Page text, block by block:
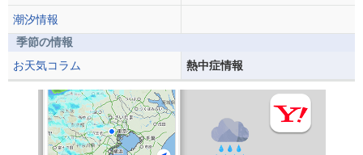
潮汐情報
季節の情報
お天気コラム
熱中症情報